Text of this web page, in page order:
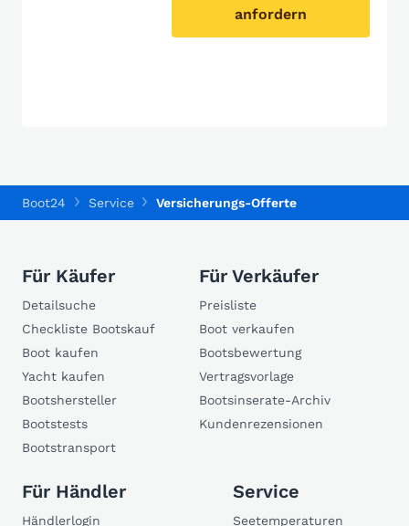
anfordern
Boot24 Service Versicherungs-Offerte
Für Käufer
Detailsuche
Checkliste Bootskauf
Boot kaufen
Yacht kaufen
Bootshersteller
Bootstests
Bootstransport
Für Verkäufer
Preisliste
Boot verkaufen
Bootsbewertung
Vertragsvorlage
Bootsinserate-Archiv
Kundenrezensionen
Für Händler
Händlerlogin
Service
Seetemperaturen